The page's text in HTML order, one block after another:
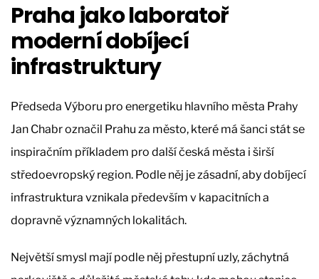
Praha jako laboratoř
moderní dobíjecí
infrastruktury
Předseda Výboru pro energetiku hlavního města Prahy
Jan Chabr označil Prahu za město, které má šanci stát se
inspiračním příkladem pro další česká města i širší
středoevropský region. Podle něj je zásadní, aby dobíjecí
infrastruktura vznikala především v kapacitních a
dopravně významných lokalitách.
Největší smysl mají podle něj přestupní uzly, záchytná